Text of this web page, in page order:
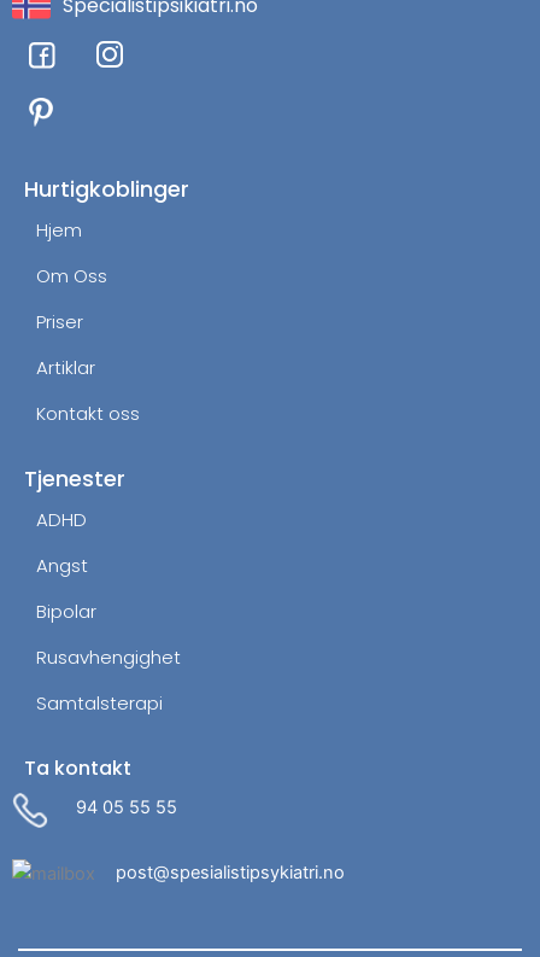
F
a
c
e
o
k
I
n
g
Hurtigkoblinger
Hjem
Om Oss
Priser
Artiklar
Kontakt oss
Tjenester
ADHD
Angst
Bipolar
Rusavhengighet
Samtalsterapi
Ta kontakt
94 05 55 55
post@spesialistipsykiatri.no